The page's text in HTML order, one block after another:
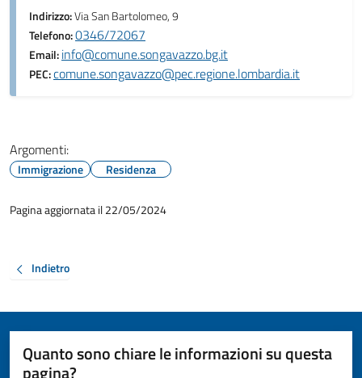
Indirizzo:Via San Bartolomeo, 9
Telefono:0346/72067
Email:info@comune.songavazzo.bg.it
PEC:comune.songavazzo@pec.regione.lombardia.it
Argomenti:
Immigrazione Residenza
Pagina aggiornata il 22/05/2024
Indietro
Quanto sono chiare le informazioni su questa
pagina?